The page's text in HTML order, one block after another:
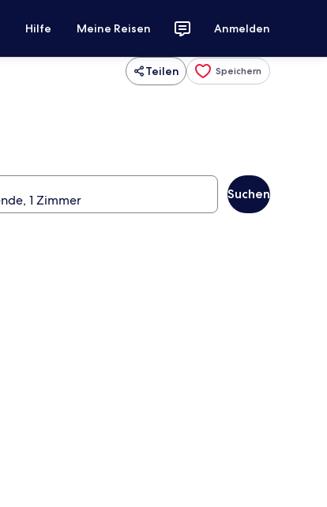
Hilfe Meine Reisen Anmelden
Teilen Speichern
Suchen